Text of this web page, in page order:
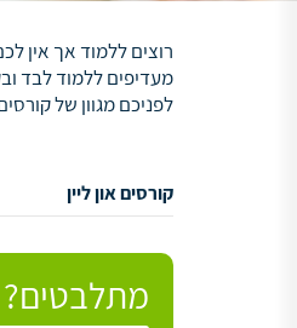
רוצים ללמוד אך אין לכם
מעדיפים ללמוד לבד
לפניכם מגוון של
קורסים און ליין
מתלבטים?